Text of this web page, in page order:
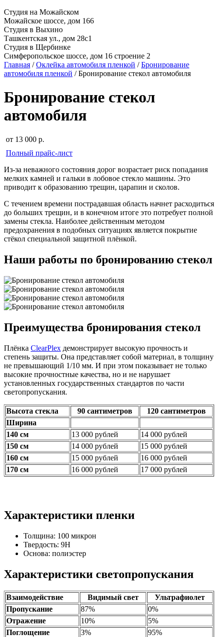
Студия на Можайском
Можайское шоссе, дом 166
Студия в Выхино
Ташкентская ул., дом 28с1
Студия в Щербинке
Симферопольское шоссе, дом 16 строение 2
Главная /Оклейка автомобиля пленкой /Бронирование
автомобиля пленкой /Бронирование стекол автомобиля
Бронирование стекол
автомобиля
от 13 000 р.
Полный прайс-лист
Из-за неважного состояния дорог возрастает риск попадания
мелких камней и гальки в лобовое стекло машины. Это
приводит к образованию трещин, царапин и сколов.
С течением времени пострадавшая область начнет расходиться
до больших трещин, и в конечном итоге это потребует полной
замены стекла. Наиболее действенным методом
предохранения в подобных ситуациях является покрытие
стёкол специальной защитной плёнкой.
Наши работы по бронированию стекол
Преимущества бронирования стекол
Плёнка ClearPlex демонстрирует высокую прочность и
степень защиты. Она представляет собой материал, в толщину
не превышающий 1/10 мм. И при этом показывает не только
высокие прочностные качества, но и не нарушает
установленных государственных стандартов по части
светопропускания.
Высота стекла 90 сантиметров
120 сантиметров
Ширина
140 см
13 000 рублей
14 000 рублей
150 см
14 000 рублей
15 000 рублей
160 см
15 000 рублей
16 000 рублей
170 см
16 000 рублей 17 000 рублей
Характеристики пленки
Толщина: 100 микрон
Твердость: 9H
Основа: полиэстер
Характеристики светопропускания
Взаимодействие Видимый свет
Ультрафиолет
Пропускание
87%
0%
Отражение
10%
5%
Поглощение
3% 95%